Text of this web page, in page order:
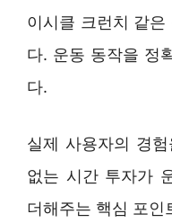
이시클 크런치 같
다. 운동 동작을 정
다.
실제 사용자의 경
없는 시간 투자가
더해주는 핵심 포인